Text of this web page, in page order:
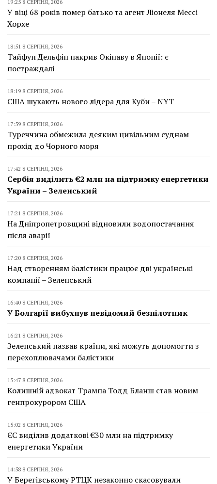
19:25 8 СЕРПНЯ, 2026
У віці 68 років помер батько та агент Ліонеля Мессі
Хорхе
18:51 8 СЕРПНЯ, 2026
Тайфун Дельфін накрив Окінаву в Японії: є
постраждалі
18:19 8 СЕРПНЯ, 2026
США шукають нового лідера для Куби – NYT
17:59 8 СЕРПНЯ, 2026
Туреччина обмежила деяким цивільним суднам
прохід до Чорного моря
17:42 8 СЕРПНЯ, 2026
Сербія виділить €2 млн на підтримку енергетики
України – Зеленський
17:21 8 СЕРПНЯ, 2026
На Дніпропетровщині відновили водопостачання
після аварії
17:20 8 СЕРПНЯ, 2026
Над створенням балістики працює дві українські
компанії – Зеленський
16:40 8 СЕРПНЯ, 2026
У Болгарії вибухнув невідомий безпілотник
16:21 8 СЕРПНЯ, 2026
Зеленський назвав країни, які можуть допомогти з
перехоплювачами балістики
15:47 8 СЕРПНЯ, 2026
Колишній адвокат Трампа Тодд Бланш став новим
генпрокурором США
15:02 8 СЕРПНЯ, 2026
ЄС виділив додаткові €30 млн на підтримку
енергетики України
14:58 8 СЕРПНЯ, 2026
У Берегівському РТЦК незаконно скасовували